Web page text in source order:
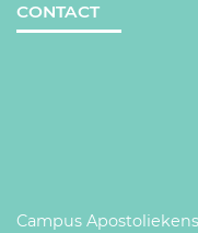
CONTACT
Campus